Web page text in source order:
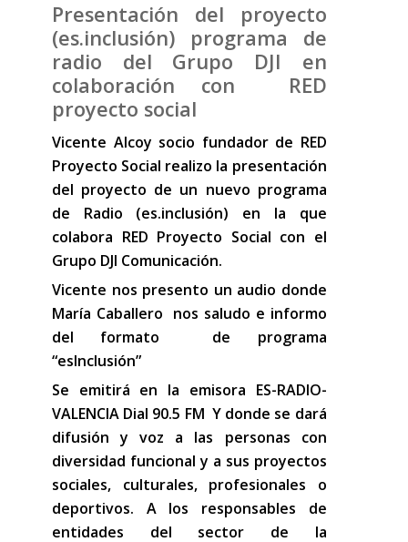
Presentación del proyecto
(es.inclusión) programa de
radio del Grupo DJI en
colaboración con RED
proyecto social
Vicente Alcoy socio fundador de RED
Proyecto Social realizo la presentación
del proyecto de un nuevo programa
de Radio (es.inclusión) en la que
colabora RED Proyecto Social con el
Grupo DJI Comunicación.
Vicente nos presento un audio donde
María Caballero nos saludo e informo
del formato de programa
“esInclusión”
Se emitirá en la emisora ES-RADIO-
VALENCIA Dial 90.5 FM Y donde se dará
difusión y voz a las personas con
diversidad funcional y a sus proyectos
sociales, culturales, profesionales o
deportivos. A los responsables de
entidades del sector de la